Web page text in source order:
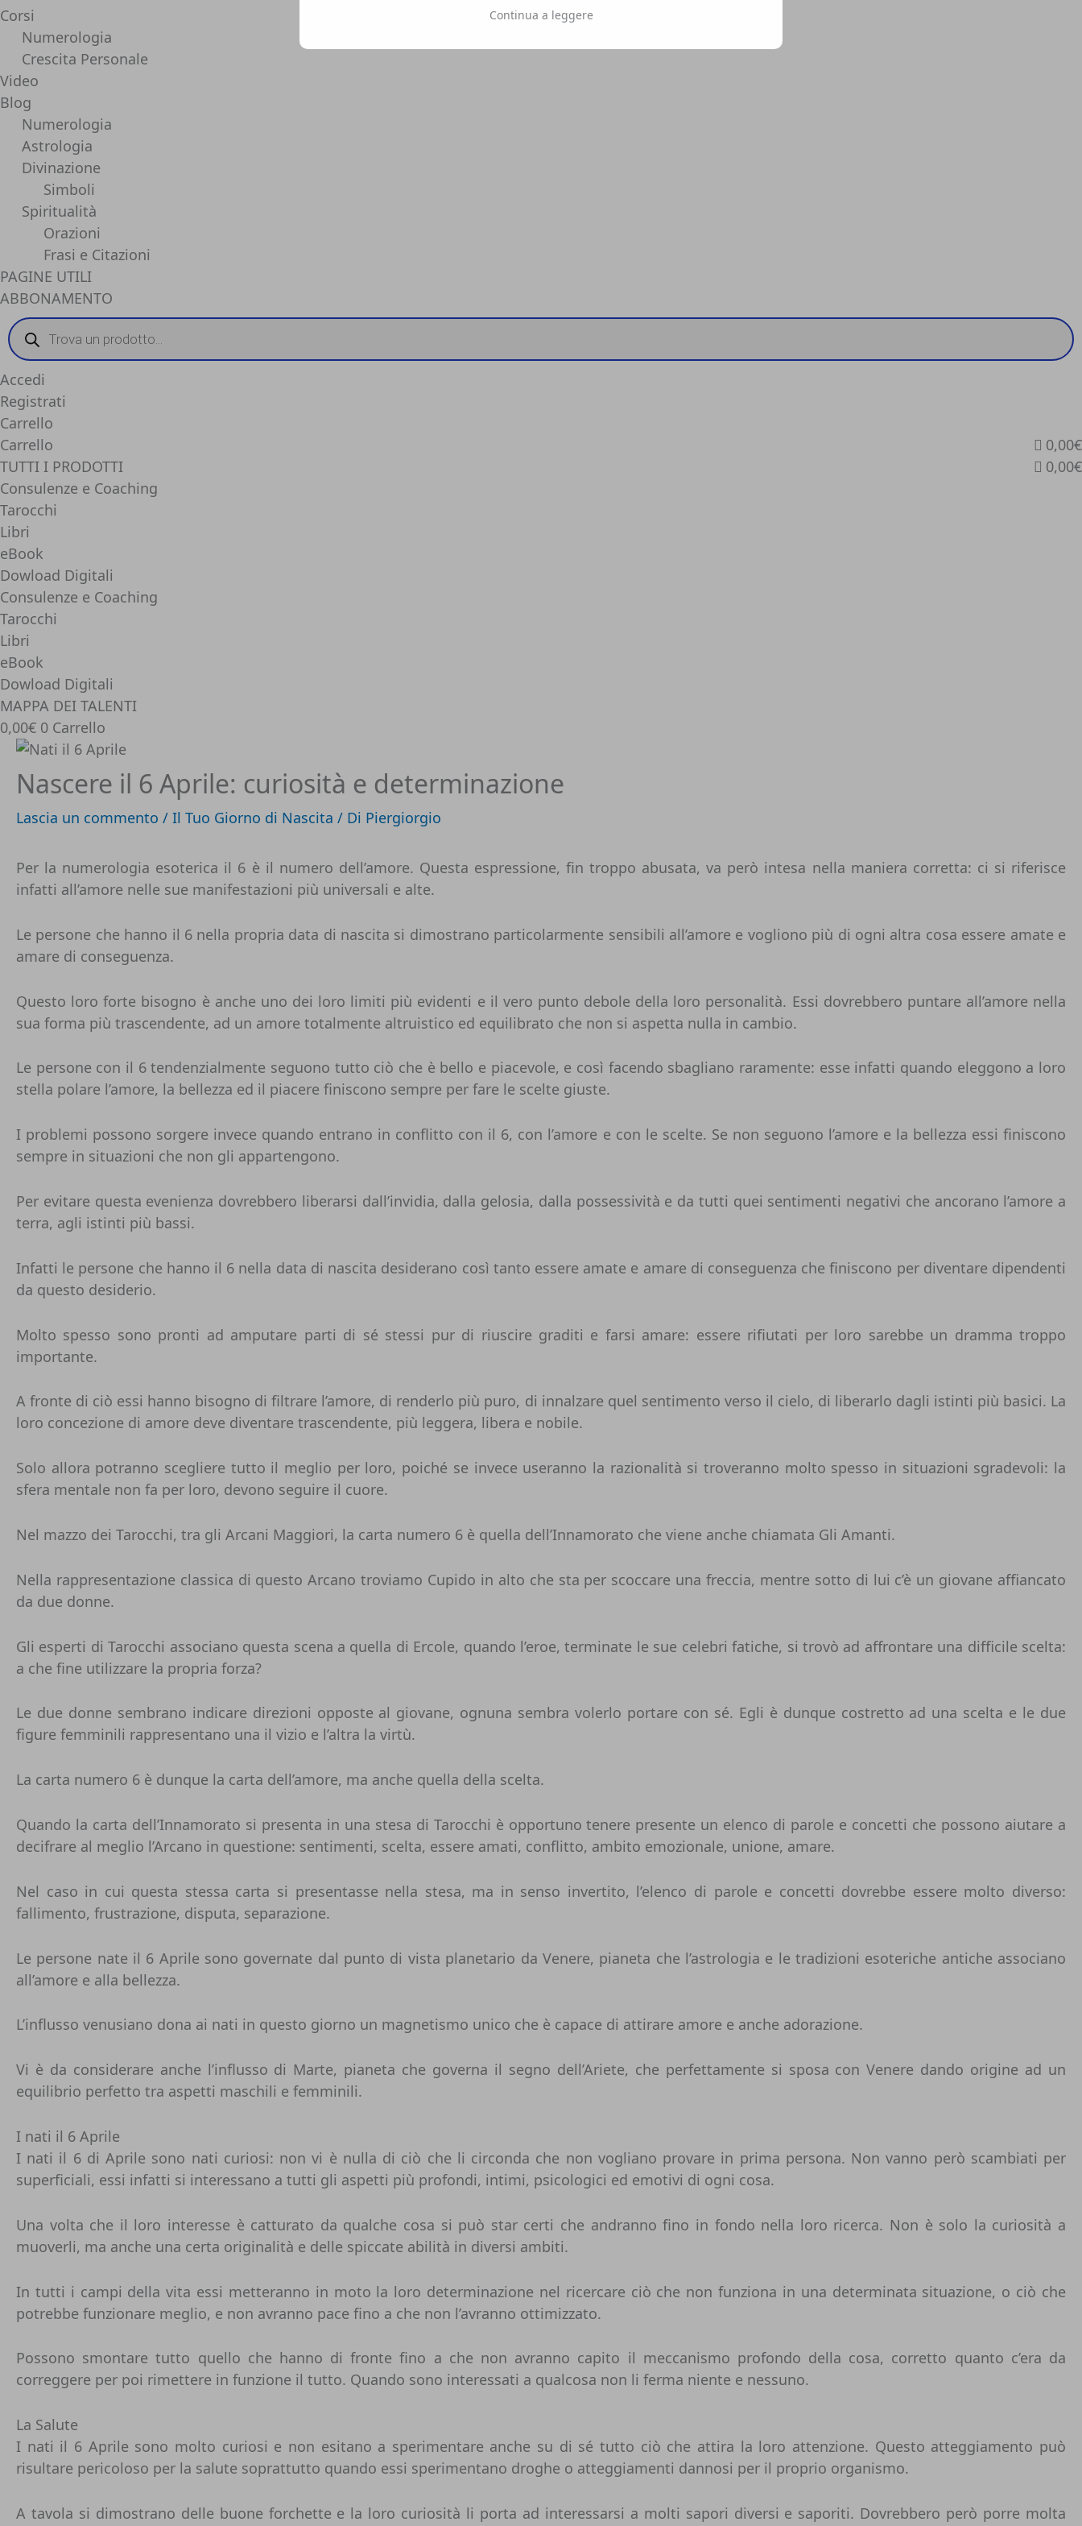
Corsi
Numerologia
Crescita Personale
Video
Blog
Numerologia
Astrologia
Divinazione
Simboli
Spiritualità
Orazioni
Frasi e Citazioni
PAGINE UTILI
ABBONAMENTO
Products
search
Accedi
Registrati
Carrello
0,00€
Carrello
0,00€
TUTTI I PRODOTTI
Consulenze e Coaching
Tarocchi
Libri
eBook
Dowload Digitali
Consulenze e Coaching
Tarocchi
Libri
eBook
Dowload Digitali
MAPPA DEI TALENTI
0,00€ 0 Carrello
Nascere il 6 Aprile: curiosità e determinazione
Lascia un commento / Il Tuo Giorno di Nascita / Di Piergiorgio
Per la numerologia esoterica il 6 è il numero dell’amore. Questa espressione, fin troppo abusata, va però intesa nella maniera corretta: ci si riferisce
infatti all’amore nelle sue manifestazioni più universali e alte.
Le persone che hanno il 6 nella propria data di nascita si dimostrano particolarmente sensibili all’amore e vogliono più di ogni altra cosa essere amate e
amare di conseguenza.
Questo loro forte bisogno è anche uno dei loro limiti più evidenti e il vero punto debole della loro personalità. Essi dovrebbero puntare all’amore nella
sua forma più trascendente, ad un amore totalmente altruistico ed equilibrato che non si aspetta nulla in cambio.
Le persone con il 6 tendenzialmente seguono tutto ciò che è bello e piacevole, e così facendo sbagliano raramente: esse infatti quando eleggono a loro
stella polare l’amore, la bellezza ed il piacere finiscono sempre per fare le scelte giuste.
I problemi possono sorgere invece quando entrano in conflitto con il 6, con l’amore e con le scelte. Se non seguono l’amore e la bellezza essi finiscono
sempre in situazioni che non gli appartengono.
Per evitare questa evenienza dovrebbero liberarsi dall’invidia, dalla gelosia, dalla possessività e da tutti quei sentimenti negativi che ancorano l’amore a
terra, agli istinti più bassi.
Infatti le persone che hanno il 6 nella data di nascita desiderano così tanto essere amate e amare di conseguenza che finiscono per diventare dipendenti
da questo desiderio.
Molto spesso sono pronti ad amputare parti di sé stessi pur di riuscire graditi e farsi amare: essere rifiutati per loro sarebbe un dramma troppo
importante.
A fronte di ciò essi hanno bisogno di filtrare l’amore, di renderlo più puro, di innalzare quel sentimento verso il cielo, di liberarlo dagli istinti più basici. La
loro concezione di amore deve diventare trascendente, più leggera, libera e nobile.
Solo allora potranno scegliere tutto il meglio per loro, poiché se invece useranno la razionalità si troveranno molto spesso in situazioni sgradevoli: la
sfera mentale non fa per loro, devono seguire il cuore.
Nel mazzo dei Tarocchi, tra gli Arcani Maggiori, la carta numero 6 è quella dell’Innamorato che viene anche chiamata Gli Amanti.
Nella rappresentazione classica di questo Arcano troviamo Cupido in alto che sta per scoccare una freccia, mentre sotto di lui c’è un giovane affiancato
da due donne.
Gli esperti di Tarocchi associano questa scena a quella di Ercole, quando l’eroe, terminate le sue celebri fatiche, si trovò ad affrontare una difficile scelta:
a che fine utilizzare la propria forza?
Le due donne sembrano indicare direzioni opposte al giovane, ognuna sembra volerlo portare con sé. Egli è dunque costretto ad una scelta e le due
figure femminili rappresentano una il vizio e l’altra la virtù.
La carta numero 6 è dunque la carta dell’amore, ma anche quella della scelta.
Quando la carta dell’Innamorato si presenta in una stesa di Tarocchi è opportuno tenere presente un elenco di parole e concetti che possono aiutare a
decifrare al meglio l’Arcano in questione: sentimenti, scelta, essere amati, conflitto, ambito emozionale, unione, amare.
Nel caso in cui questa stessa carta si presentasse nella stesa, ma in senso invertito, l’elenco di parole e concetti dovrebbe essere molto diverso:
fallimento, frustrazione, disputa, separazione.
Le persone nate il 6 Aprile sono governate dal punto di vista planetario da Venere, pianeta che l’astrologia e le tradizioni esoteriche antiche associano
all’amore e alla bellezza.
L’influsso venusiano dona ai nati in questo giorno un magnetismo unico che è capace di attirare amore e anche adorazione.
Vi è da considerare anche l’influsso di Marte, pianeta che governa il segno dell’Ariete, che perfettamente si sposa con Venere dando origine ad un
equilibrio perfetto tra aspetti maschili e femminili.
I nati il 6 Aprile
I nati il 6 di Aprile sono nati curiosi: non vi è nulla di ciò che li circonda che non vogliano provare in prima persona. Non vanno però scambiati per
superficiali, essi infatti si interessano a tutti gli aspetti più profondi, intimi, psicologici ed emotivi di ogni cosa.
Una volta che il loro interesse è catturato da qualche cosa si può star certi che andranno fino in fondo nella loro ricerca. Non è solo la curiosità a
muoverli, ma anche una certa originalità e delle spiccate abilità in diversi ambiti.
In tutti i campi della vita essi metteranno in moto la loro determinazione nel ricercare ciò che non funziona in una determinata situazione, o ciò che
potrebbe funzionare meglio, e non avranno pace fino a che non l’avranno ottimizzato.
Possono smontare tutto quello che hanno di fronte fino a che non avranno capito il meccanismo profondo della cosa, corretto quanto c’era da
correggere per poi rimettere in funzione il tutto. Quando sono interessati a qualcosa non li ferma niente e nessuno.
La Salute
I nati il 6 Aprile sono molto curiosi e non esitano a sperimentare anche su di sé tutto ciò che attira la loro attenzione. Questo atteggiamento può
risultare pericoloso per la salute soprattutto quando essi sperimentano droghe o atteggiamenti dannosi per il proprio organismo.
A tavola si dimostrano delle buone forchette e la loro curiosità li porta ad interessarsi a molti sapori diversi e saporiti. Dovrebbero però porre molta
Continua a leggere